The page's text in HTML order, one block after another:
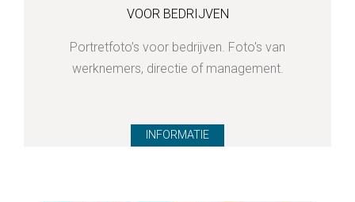
VOOR BEDRIJVEN
Portretfoto’s voor bedrijven. Foto's van
werknemers, directie of management.
INFORMATIE